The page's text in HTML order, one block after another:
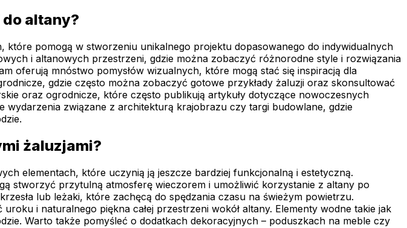
altany?
pomogą w stworzeniu unikalnego projektu dopasowanego do indywidualnych
i altanowych przestrzeni, gdzie można zobaczyć różnorodne style i rozwiązania
oferują mnóstwo pomysłów wizualnych, które mogą stać się inspiracją dla
gdzie często można zobaczyć gotowe przykłady żaluzji oraz skonsultować
oraz ogrodnicze, które często publikują artykuły dotyczące nowoczesnych
związane z architekturą krajobrazu czy targi budowlane, gdzie
żaluzjami?
elementach, które uczynią ją jeszcze bardziej funkcjonalną i estetyczną.
stworzyć przytulną atmosferę wieczorem i umożliwić korzystanie z altany po
lub leżaki, które zachęcą do spędzania czasu na świeżym powietrzu.
i naturalnego piękna całej przestrzeni wokół altany. Elementy wodne takie jak
Warto także pomyśleć o dodatkach dekoracyjnych – poduszkach na meble czy